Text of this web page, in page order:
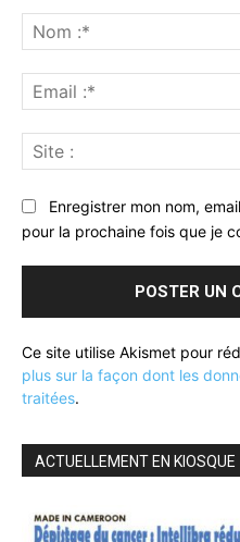
Enregistrer mon nom,
pour la prochaine fois que je
Ce site utilise Akismet pour
plus sur la façon dont les
traitées.
ACTUELLEMENT EN KIOSQUE